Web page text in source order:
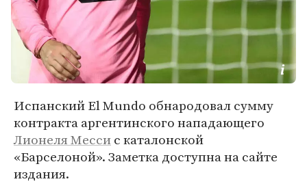
Испанский El Mundo обнародовал сумму
контракта аргентинского нападающего
Лионеля Мессис каталонской
«Барселоной». Заметка доступна на сайте
издания.